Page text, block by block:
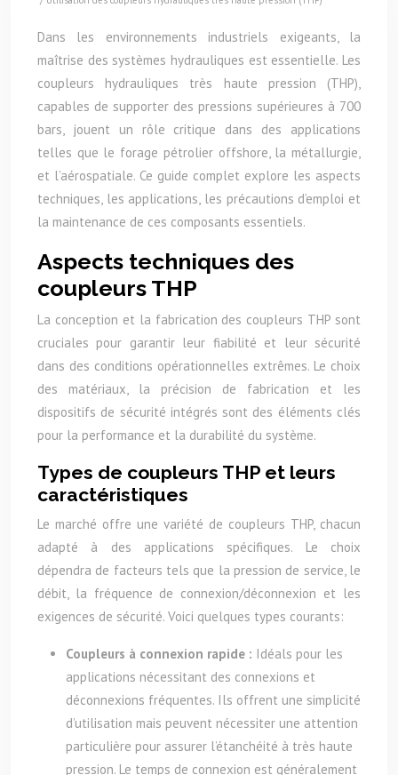
Dans les environnements industriels exigeants, la
maîtrise des systèmes hydrauliques est essentielle. Les
coupleurs hydrauliques très haute pression (THP),
capables de supporter des pressions supérieures à 700
bars, jouent un rôle critique dans des applications
telles que le forage pétrolier offshore, la métallurgie,
et l’aérospatiale. Ce guide complet explore les aspects
techniques, les applications, les précautions d’emploi et
la maintenance de ces composants essentiels.
Aspects techniques des
coupleurs THP
La conception et la fabrication des coupleurs THP sont
cruciales pour garantir leur fiabilité et leur sécurité
dans des conditions opérationnelles extrêmes. Le choix
des matériaux, la précision de fabrication et les
dispositifs de sécurité intégrés sont des éléments clés
pour la performance et la durabilité du système.
Types de coupleurs THP et leurs
caractéristiques
Le marché offre une variété de coupleurs THP, chacun
adapté à des applications spécifiques. Le choix
dépendra de facteurs tels que la pression de service, le
débit, la fréquence de connexion/déconnexion et les
exigences de sécurité. Voici quelques types courants:
Coupleurs à connexion rapide : Idéals pour les
applications nécessitant des connexions et
déconnexions fréquentes. Ils offrent une simplicité
d’utilisation mais peuvent nécessiter une attention
particulière pour assurer l’étanchéité à très haute
pression. Le temps de connexion est généralement